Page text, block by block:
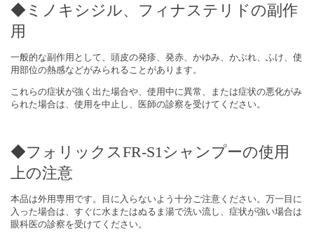
◆ミノキシジル、フィナステリドの副作
用
一般的な副作用として、頭皮の発疹、発赤、かゆみ、かぶれ、ふけ、使
用部位の熱感などがみられることがあります。
これらの症状が強く出た場合や、使用中に異常、または症状の悪化がみ
られた場合は、使用を中止し、医師の診察を受けてください。
◆フォリックスFR-S1シャンプーの使用
上の注意
本品は外用専用です。目に入らないよう十分ご注意ください。万一目に
入った場合は、すぐに水またはぬるま湯で洗い流し、症状が強い場合は
眼科医の診察を受けてください。